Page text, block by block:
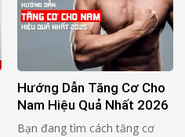
nhân phổ biến không nằm ở
việc tập sai, mà đến từ chế độ
ăn chưa đủ và chưa đúng. Một
thực đơn tăng cơ cho người
Hướng Dẫn Tăng Cơ Cho
Nam Hiệu Quả Nhất 2026
Bạn đang tìm cách tăng cơ